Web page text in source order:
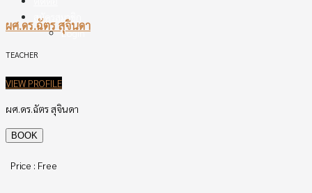
สมัครสมาชิก
Login
ผศ.ดร.ฉัตร สุจินดา
TEACHER
VIEW PROFILE
ผศ.ดร.ฉัตร สุจินดา
Price : Free